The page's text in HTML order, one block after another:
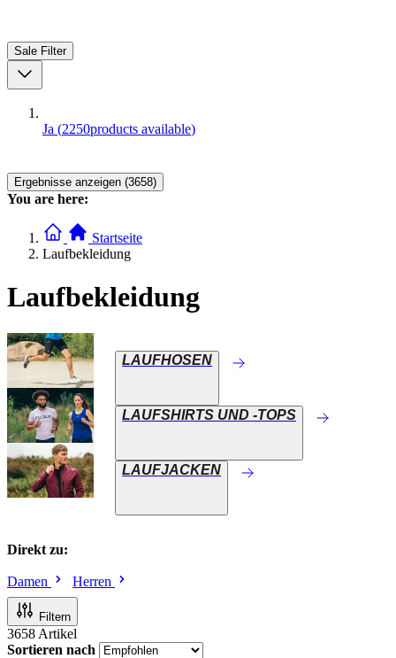
Sale Filter
Ja (2250products available)
Ergebnisse anzeigen (3658)
You are here:
Startseite
Laufbekleidung
Laufbekleidung
LAUFHOSEN
LAUFSHIRTS UND -TOPS
LAUFJACKEN
Direkt zu:
Damen Herren
Filtern
3658 Artikel
Sortieren nach